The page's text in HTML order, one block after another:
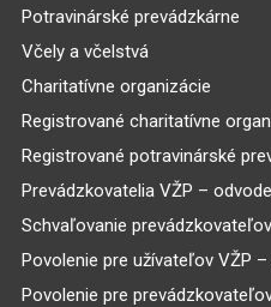
Potravinárské prevádzkárne
Včely a včelstvá
Charitatívne organizácie
Registrované charitatívne
Registrované potravinárské
Prevádzkovatelia VŽP –
Schvaľovanie
Povolenie pre užívateľov VŽP
Povolenie pre